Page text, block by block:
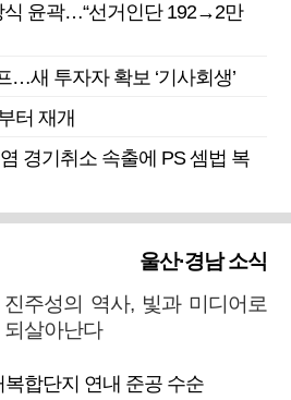
식 윤곽…“선거인단 192→2만
…새 투자자 확보 ‘기사회생’
터 재개
경기취소 속출에 PS 셈법 복
울산·경남 소식
진주성의 역사, 빛과 미디어로
되살아난다
복합단지 연내 준공 수순